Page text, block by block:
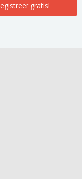
gratis!